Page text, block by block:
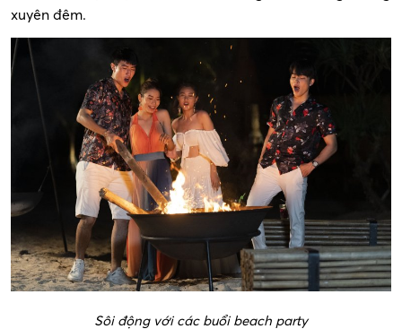
xuyên đêm.
Sôi động với các buổi beach party